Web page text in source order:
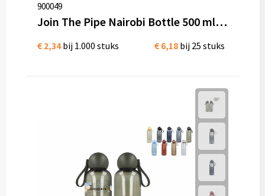
900049
Join The Pipe Nairobi Bottle 500 ml waterfles Bio Kunststof
€ 2,34 bij 1.000 stuks € 6,18 bij 25 stuks